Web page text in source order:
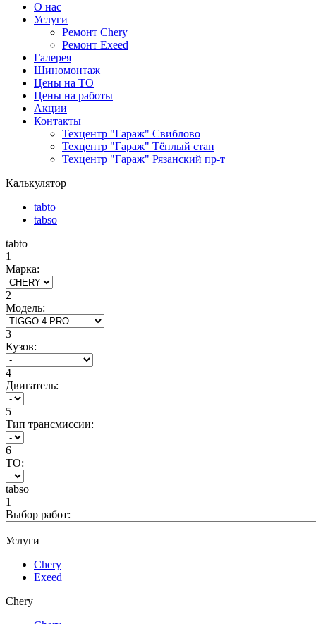
О нас
Услуги
Ремонт Chery
Ремонт Exeed
Галерея
Шиномонтаж
Цены на ТО
Цены на работы
Акции
Контакты
Техцентр "Гараж" Свиблово
Техцентр "Гараж" Тёплый стан
Техцентр "Гараж" Рязанский пр-т
Калькулятор
tabto
tabso
tabto
1
Марка:
2
Модель:
3
Кузов:
4
Двигатель:
5
Тип трансмиссии:
6
ТО:
tabso
1
Выбор работ:
Услуги
Chery
Exeed
Chery